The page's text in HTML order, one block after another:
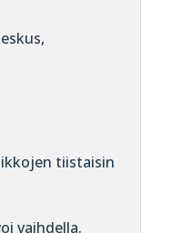
tiistaisin
vaihdella.